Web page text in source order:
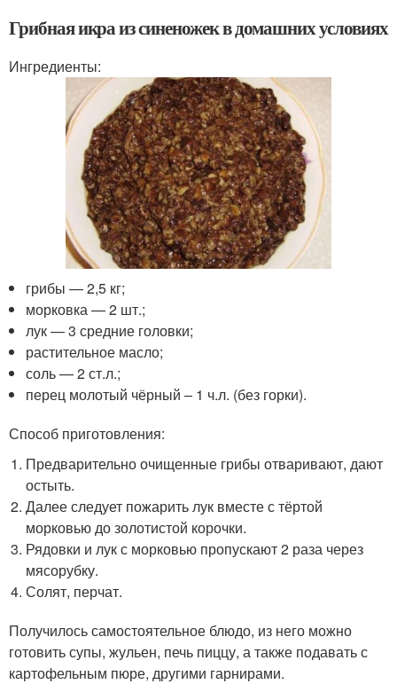
Грибная икра из синеножек в домашних условиях
Ингредиенты:
грибы — 2,5 кг;
морковка — 2 шт.;
лук — 3 средние головки;
растительное масло;
соль — 2 ст.л.;
перец молотый чёрный – 1 ч.л. (без горки).
Способ приготовления:
Предварительно очищенные грибы отваривают, дают
остыть.
Далее следует пожарить лук вместе с тёртой
морковью до золотистой корочки.
Рядовки и лук с морковью пропускают 2 раза через
мясорубку.
Солят, перчат.
Получилось самостоятельное блюдо, из него можно
готовить супы, жульен, печь пиццу, а также подавать с
картофельным пюре, другими гарнирами.